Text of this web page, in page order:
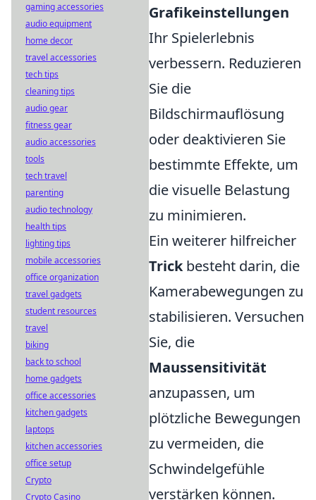
Grafikeinstellungen
Ihr Spielerlebnis
verbessern. Reduzieren
Sie die
Bildschirmauflösung
oder deaktivieren Sie
bestimmte Effekte, um
die visuelle Belastung
zu minimieren.
Ein weiterer hilfreicher
Trickbesteht darin, die
Kamerabewegungen zu
stabilisieren. Versuchen
Sie, die
Maussensitivität
anzupassen, um
plötzliche Bewegungen
zu vermeiden, die
Schwindelgefühle
verstärken können.
gaming accessories
audio equipment
home decor
travel accessories
tech tips
cleaning tips
audio gear
fitness gear
audio accessories
tools
tech travel
parenting
audio technology
health tips
lighting tips
mobile accessories
office organization
travel gadgets
student resources
travel
biking
back to school
home gadgets
office accessories
kitchen gadgets
laptops
kitchen accessories
office setup
Crypto
Crypto Casino